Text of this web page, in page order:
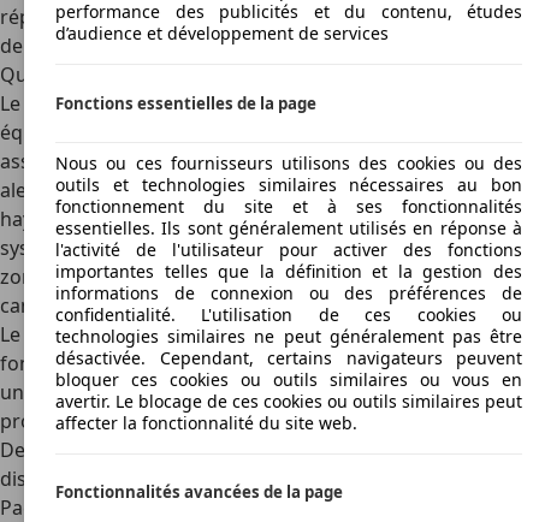
réponse de la manette des gaz aux points de changement
de vitesse.
Qu’en est-il des options?
Le Grandland X entend se démarquer avec ses
équipements standards de haut niveau.
assistance au stationnement avant et arrière
alerte des zones aveugles latérales
hayon à commande au pied
système de contrôle de température électronique à deux
zones avec filtre à particules et anti-odeurs
caméra panoramique à 360 degrés
Le régulateur de vitesse est défini comme une
fonctionnalité standard. L’assistance au suivi autonome,
une fonction complémentaire à celui-ci, est toutefois
proposée en option.
Des kits d’options supplémentaires sont également
disponibles pour l’Opel Grandland X. Il s’agit du kit Winter
Pack One et du kit All-Road. Le pack hiver ajoute des sièges
performance des publicités et du contenu, études
d’audience et développement de services
Fonctions essentielles de la page
Nous ou ces fournisseurs utilisons des cookies ou des
outils et technologies similaires nécessaires au bon
fonctionnement du site et à ses fonctionnalités
essentielles. Ils sont généralement utilisés en réponse à
l'activité de l'utilisateur pour activer des fonctions
importantes telles que la définition et la gestion des
informations de connexion ou des préférences de
confidentialité. L'utilisation de ces cookies ou
technologies similaires ne peut généralement pas être
désactivée. Cependant, certains navigateurs peuvent
bloquer ces cookies ou outils similaires ou vous en
avertir. Le blocage de ces cookies ou outils similaires peut
affecter la fonctionnalité du site web.
Fonctionnalités avancées de la page